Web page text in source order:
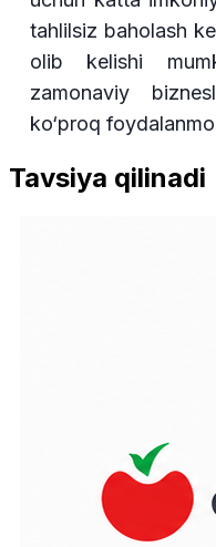
tahlilsiz baholash
olib kelishi
zamonaviy
ko‘proq
Tavsiya qilinadi